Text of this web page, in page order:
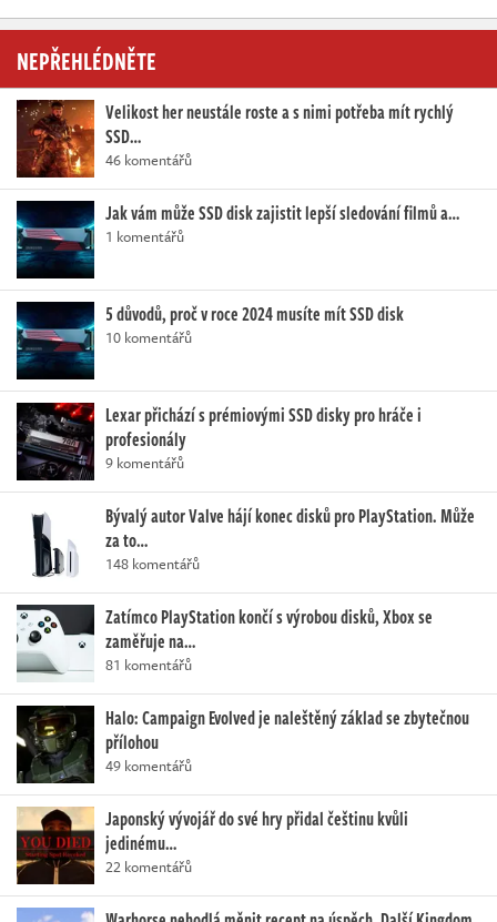
NEPŘEHLÉDNĚTE
Velikost her neustále roste a s nimi potřeba mít rychlý
SSD…
46 komentářů
Jak vám může SSD disk zajistit lepší sledování filmů a…
1 komentářů
5 důvodů, proč v roce 2024 musíte mít SSD disk
10 komentářů
Lexar přichází s prémiovými SSD disky pro hráče i
profesionály
9 komentářů
Bývalý autor Valve hájí konec disků pro PlayStation. Může
za to…
148 komentářů
Zatímco PlayStation končí s výrobou disků, Xbox se
zaměřuje na…
81 komentářů
Halo: Campaign Evolved je naleštěný základ se zbytečnou
přílohou
49 komentářů
Japonský vývojář do své hry přidal češtinu kvůli
jedinému…
22 komentářů